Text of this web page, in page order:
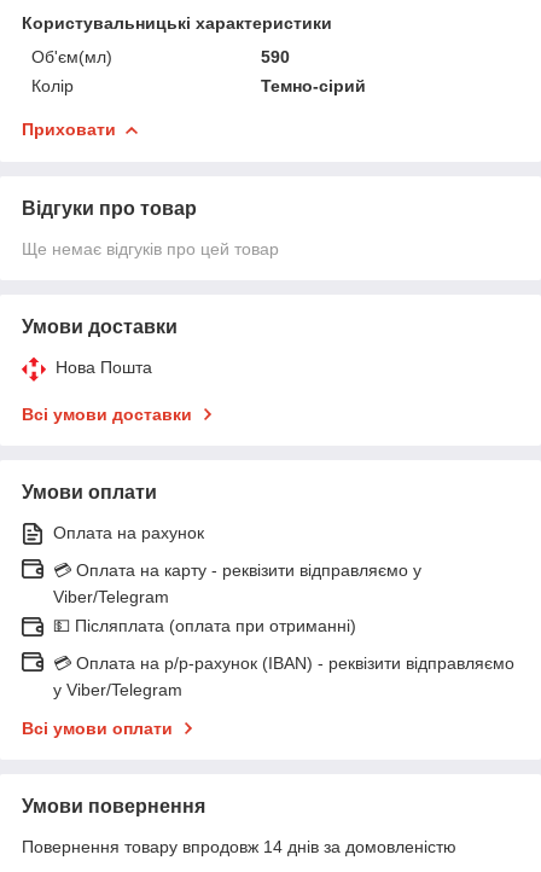
Користувальницькі характеристики
Об'єм(мл)
590
Колір
Темно-сірий
Приховати
Відгуки про товар
Ще немає відгуків про цей товар
Умови доставки
Нова Пошта
Всі умови доставки
Умови оплати
Оплата на рахунок
💳 Оплата на карту - реквізити відправляємо у
Viber/Telegram
💵 Післяплата (оплата при отриманні)
💳 Оплата на р/р-рахунок (IBAN) - реквізити відправляємо
у Viber/Telegram
Всі умови оплати
Умови повернення
Повернення товару впродовж 14 днів за домовленістю